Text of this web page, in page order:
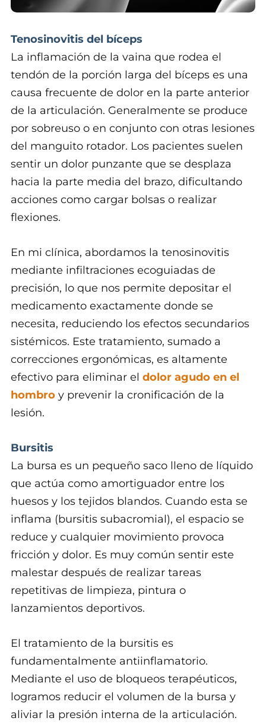
Tenosinovitis del bíceps
La inflamación de la vaina que rodea el
tendón de la porción larga del bíceps es una
causa frecuente de dolor en la parte anterior
de la articulación. Generalmente se produce
por sobreuso o en conjunto con otras lesiones
del manguito rotador. Los pacientes suelen
sentir un dolor punzante que se desplaza
hacia la parte media del brazo, dificultando
acciones como cargar bolsas o realizar
flexiones.
En mi clínica, abordamos la tenosinovitis
mediante infiltraciones ecoguiadas de
precisión, lo que nos permite depositar el
medicamento exactamente donde se
necesita, reduciendo los efectos secundarios
sistémicos. Este tratamiento, sumado a
correcciones ergonómicas, es altamente
efectivo para eliminar el dolor agudo en el
hombro y prevenir la cronificación de la
lesión.
Bursitis
La bursa es un pequeño saco lleno de líquido
que actúa como amortiguador entre los
huesos y los tejidos blandos. Cuando esta se
inflama (bursitis subacromial), el espacio se
reduce y cualquier movimiento provoca
fricción y dolor. Es muy común sentir este
malestar después de realizar tareas
repetitivas de limpieza, pintura o
lanzamientos deportivos.
El tratamiento de la bursitis es
fundamentalmente antiinflamatorio.
Mediante el uso de bloqueos terapéuticos,
logramos reducir el volumen de la bursa y
aliviar la presión interna de la articulación.